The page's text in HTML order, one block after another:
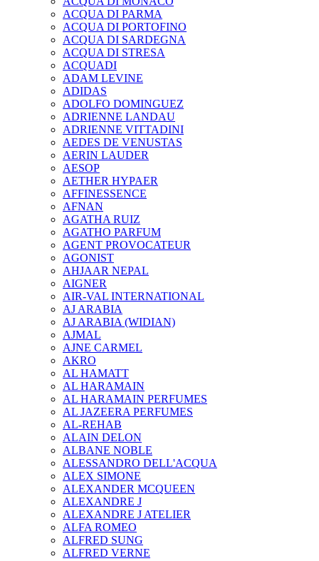
ACQUA DI PARMA
ACQUA DI PORTOFINO
ACQUA DI SARDEGNA
ACQUA DI STRESA
ACQUADI
ADAM LEVINE
ADIDAS
ADOLFO DOMINGUEZ
ADRIENNE LANDAU
ADRIENNE VITTADINI
AEDES DE VENUSTAS
AERIN LAUDER
AESOP
AETHER HYPAER
AFFINESSENCE
AFNAN
AGATHA RUIZ
AGATHO PARFUM
AGENT PROVOCATEUR
AGONIST
AHJAAR NEPAL
AIGNER
AIR-VAL INTERNATIONAL
AJ ARABIA
AJ ARABIA (WIDIAN)
AJMAL
AJNE CARMEL
AKRO
AL HAMATT
AL HARAMAIN
AL HARAMAIN PERFUMES
AL JAZEERA PERFUMES
AL-REHAB
ALAIN DELON
ALBANE NOBLE
ALESSANDRO DELL'ACQUA
ALEX SIMONE
ALEXANDER MCQUEEN
ALEXANDRE J
ALEXANDRE J ATELIER
ALFA ROMEO
ALFRED SUNG
ALFRED VERNE